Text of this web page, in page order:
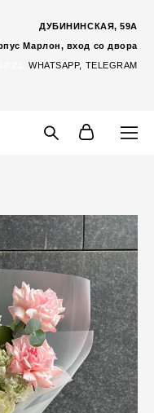
ДУБИНИНСКАЯ, 59А
Марлон, вход со двора
12 21,WHATSAPP, TELEGRAM